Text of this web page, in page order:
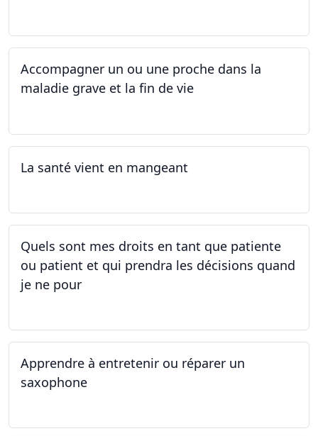
Accompagner un ou une proche dans la
maladie grave et la fin de vie
La santé vient en mangeant
Quels sont mes droits en tant que patiente
ou patient et qui prendra les décisions quand
je ne pour
Apprendre à entretenir ou réparer un
saxophone